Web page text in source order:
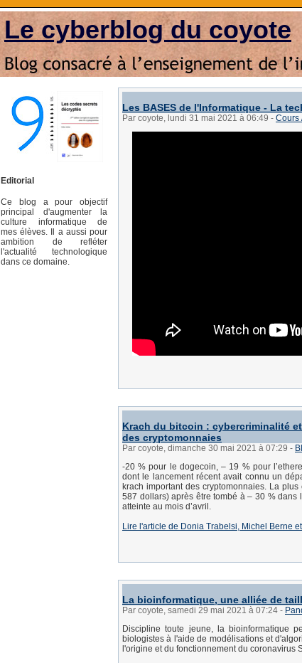
Le cyberblog du coyote
Editorial
Ce blog a pour objectif
principal d'augmenter la
culture informatique de
mes élèves. Il a aussi pour
ambition de refléter
l'actualité technologique
dans ce domaine.
Les BASES de l'Informatique - La
Par coyote, lundi 31 mai 2021 à 06:49 - Cours
Krach du bitcoin : cybercriminalité
des cryptomonnaies
Par coyote, dimanche 30 mai 2021 à 07:29 -
-20 % pour le dogecoin, – 19 % pour
dont le lancement récent avait connu un
krach important des cryptomonnaies. La
587 dollars) après être tombé à – 30 %
atteinte au mois d’avril.
Lire l'article de Donia Trabelsi, Michel Berne
La bioinformatique, une alliée de
Par coyote, samedi 29 mai 2021 à 07:24 -
Discipline toute jeune, la bioinformatique
biologistes à l'aide de modélisations et
l'origine et du fonctionnement du coronavirus